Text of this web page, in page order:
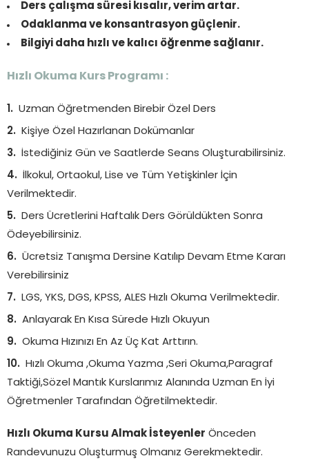
Ders çalışma süresi kısalır, verim artar.
Odaklanma ve konsantrasyon güçlenir.
Bilgiyi daha hızlı ve kalıcı öğrenme sağlanır.
Hızlı Okuma Kurs Programı :
Uzman Öğretmenden Birebir Özel Ders
Kişiye Özel Hazırlanan Dokümanlar
İstediğiniz Gün ve Saatlerde Seans Oluşturabilirsiniz.
İlkokul, Ortaokul, Lise ve Tüm Yetişkinler İçin
Verilmektedir.
Ders Ücretlerini Haftalık Ders Görüldükten Sonra
Ödeyebilirsiniz.
Ücretsiz Tanışma Dersine Katılıp Devam Etme Kararı
Verebilirsiniz
LGS, YKS, DGS, KPSS, ALES Hızlı Okuma Verilmektedir.
Anlayarak En Kısa Sürede Hızlı Okuyun
Okuma Hızınızı En Az Üç Kat Arttırın.
Hızlı Okuma ,Okuma Yazma ,Seri Okuma,Paragraf
Taktiği,Sözel Mantık Kurslarımız Alanında Uzman En İyi
Öğretmenler Tarafından Öğretilmektedir.
Hızlı Okuma Kursu Almak İsteyenler Önceden
Randevunuzu Oluşturmuş Olmanız Gerekmektedir.